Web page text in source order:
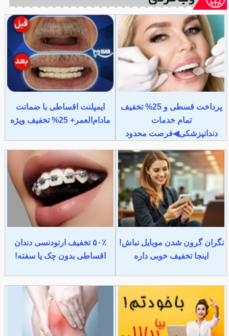
پرداخت قسطی و 25% تخفیف
تمام خدمات
دندانپزشکی◀فرصت محدود
ایمپلنت اقساطی با ضمانت
مادام‌العمر+ 25% تخفیف ویژه
نگران گرون شدن موبایل نباش!
اینجا تخفیف خوبی داره
۵۰٪ تخفیف ارتودنسی دندان
اقساطی بدون چک یا سفته!